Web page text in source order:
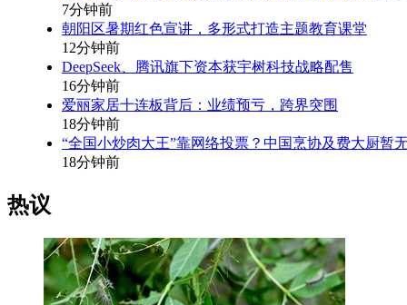
7分钟前
朝阳区暑期红色宣讲，多形式打造主题教育课堂
12分钟前
DeepSeek、腾讯旗下资本获宇树科技战略配售
16分钟前
爱丽家居十连板背后：业绩预亏，跨界突围
18分钟前
“全国小炒肉大王”靠网络投票？中国烹协及费大厨暂
18分钟前
热议